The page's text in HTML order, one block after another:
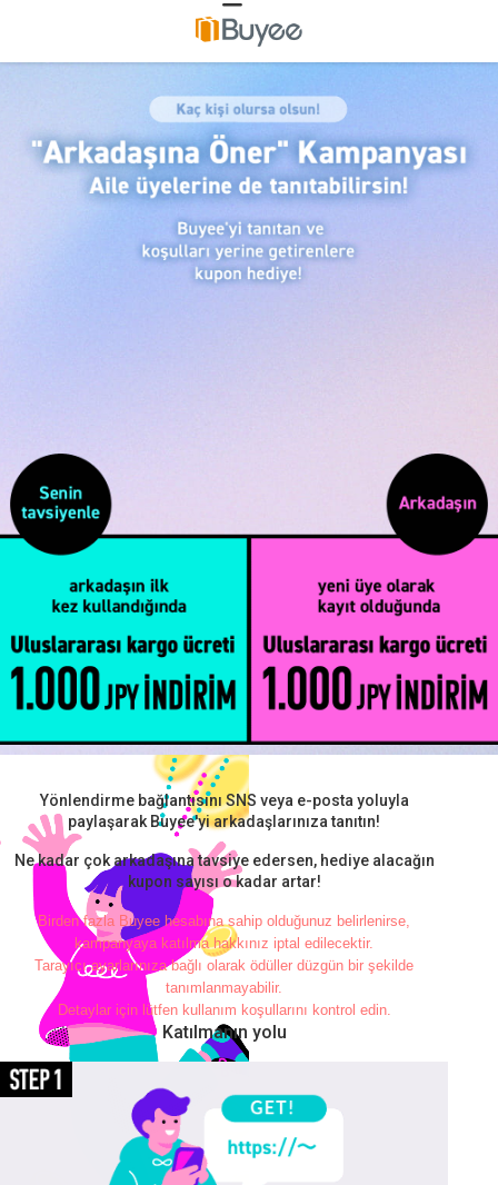
Yönlendirme bağlantısını SNS veya e-posta yoluyla
paylaşarak Buyee'yi arkadaşlarınıza tanıtın!
Ne kadar çok arkadaşına tavsiye edersen, hediye alacağın
kupon sayısı o kadar artar!
Birden fazla Buyee hesabına sahip olduğunuz belirlenirse,
kampanyaya katılma hakkınız iptal edilecektir.
Tarayıcı ayarlarınıza bağlı olarak ödüller düzgün bir şekilde
tanımlanmayabilir.
Detaylar için lütfen kullanım koşullarını kontrol edin.
Katılmanın yolu